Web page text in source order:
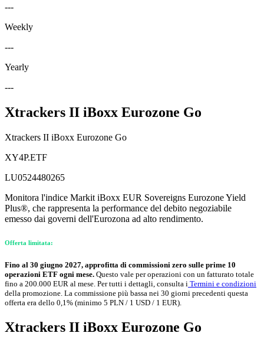
---
Weekly
---
Yearly
---
Xtrackers II iBoxx Eurozone Go
Xtrackers II iBoxx Eurozone Go
XY4P.ETF
LU0524480265
Monitora l'indice Markit iBoxx EUR Sovereigns Eurozone Yield
Plus®, che rappresenta la performance del debito negoziabile
emesso dai governi dell'Eurozona ad alto rendimento.
Offerta limitata:
Fino al 30 giugno 2027, approfitta di commissioni zero sulle prime 10
operazioni ETF ogni mese. Questo vale per operazioni con un fatturato totale
fino a 200.000 EUR al mese. Per tutti i dettagli, consulta i Termini e condizioni
della promozione. La commissione più bassa nei 30 giorni precedenti questa
offerta era dello 0,1% (minimo 5 PLN / 1 USD / 1 EUR).
Xtrackers II iBoxx Eurozone Go